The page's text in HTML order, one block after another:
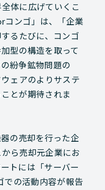
体に広げていくこ
コンゴ」は、「企業
るたびに、コンゴ
型の構造を取って
紛争鉱物問題の
ェアのよりサステ
とが期待されま
の売却を行った企
ら売却元企業にお
トには「サーバー
での活動内容が報告